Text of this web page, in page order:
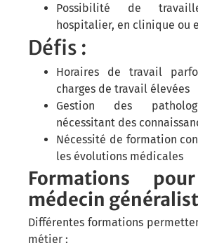
Possibilité de
hospitalier, en clinique ou
Défis :
Horaires de travail
charges de travail élevées
Gestion des
nécessitant des
Nécessité de formation
les évolutions médicales
Formations
médecin
Différentes formations
métier :